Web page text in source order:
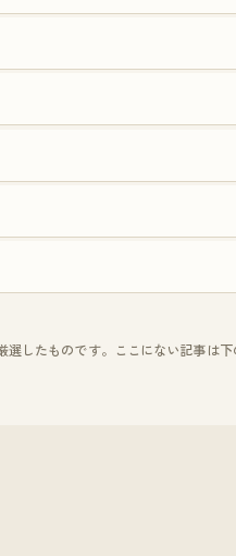
したものです。ここにない記事は下